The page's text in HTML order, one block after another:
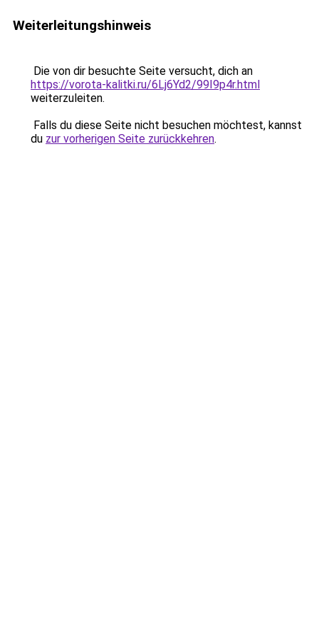
Weiterleitungshinweis
Die von dir besuchte Seite versucht, dich an
https://vorota-kalitki.ru/6Lj6Yd2/99I9p4r.html
weiterzuleiten.
Falls du diese Seite nicht besuchen möchtest, kannst
du zur vorherigen Seite zurückkehren.